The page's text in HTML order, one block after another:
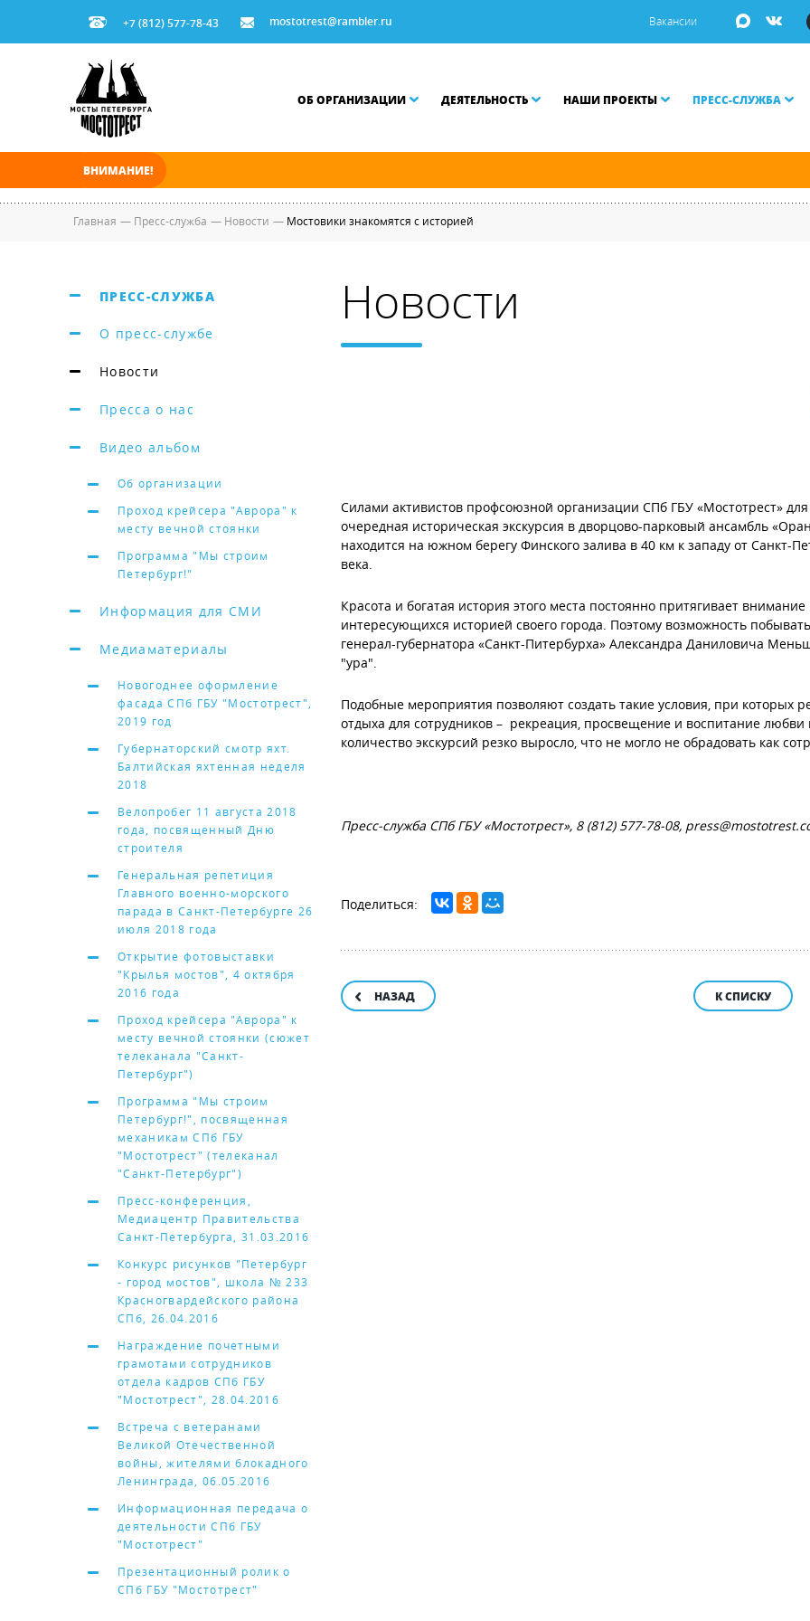
+7 (812) 577-78-43 mostotrest@rambler.ru Вакансии
ОБ ОРГАНИЗАЦИИ ДЕЯТЕЛЬНОСТЬ НАШИ ПРОЕКТЫ ПРЕСС-СЛУЖБА
ВНИМАНИЕ!
Главная — Пресс-служба — Новости — Мостовики знакомятся с историей
ПРЕСС-СЛУЖБА
О пресс-службе
Новости
Пресса о нас
Видео альбом
Об организации
Проход крейсера "Аврора" к
месту вечной стоянки
Программа "Мы строим
Петербург!"
Информация для СМИ
Медиаматериалы
Новогоднее оформление
фасада СПб ГБУ "Мостотрест",
2019 год
Губернаторский смотр яхт.
Балтийская яхтенная неделя
2018
Велопробег 11 августа 2018
года, посвященный Дню
строителя
Генеральная репетиция
Главного военно-морского
парада в Санкт-Петербурге 26
июля 2018 года
Открытие фотовыставки
"Крылья мостов", 4 октября
2016 года
Проход крейсера "Аврора" к
месту вечной стоянки (сюжет
телеканала "Санкт-
Петербург")
Программа "Мы строим
Петербург!", посвященная
механикам СПб ГБУ
"Мостотрест" (телеканал
"Санкт-Петербург")
Пресс-конференция,
Медиацентр Правительства
Санкт-Петербурга, 31.03.2016
Конкурс рисунков "Петербург
- город мостов", школа № 233
Красногвардейского района
СПб, 26.04.2016
Награждение почетными
грамотами сотрудников
отдела кадров СПб ГБУ
"Мостотрест", 28.04.2016
Встреча с ветеранами
Великой Отечественной
войны, жителями блокадного
Ленинграда, 06.05.2016
Информационная передача о
деятельности СПб ГБУ
"Мостотрест"
Презентационный ролик о
СПб ГБУ "Мостотрест"
Новости
Силами активистов профсоюзной организации СПб ГБУ «Мостотрест»
очередная историческая экскурсия в дворцово-парковый ансамбль
находится на южном берегу Финского залива в 40 км к западу от Санкт-
века.
Красота и богатая история этого места постоянно притягивает
интересующихся историей своего города. Поэтому возможность
генерал-губернатора «Санкт-Питербурха» Александра Даниловича
"ура".
Подобные мероприятия позволяют создать такие условия, при которых
отдыха для сотрудников – рекреация, просвещение и воспитание любви
количество экскурсий резко выросло, что не могло не обрадовать как
Пресс-служба СПб ГБУ «Мостотрест», 8 (812) 577-78-08,
НАЗАД К СПИСКУ